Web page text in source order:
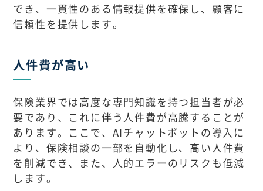
でき、一貫性のある情報提供を確保し、顧客に
信頼性を提供します。
人件費が高い
保険業界では高度な専門知識を持つ担当者が必
要であり、これに伴う人件費が高騰することが
あります。ここで、AIチャットボットの導入に
より、保険相談の一部を自動化し、高い人件費
を削減でき、また、人的エラーのリスクも低減
します。